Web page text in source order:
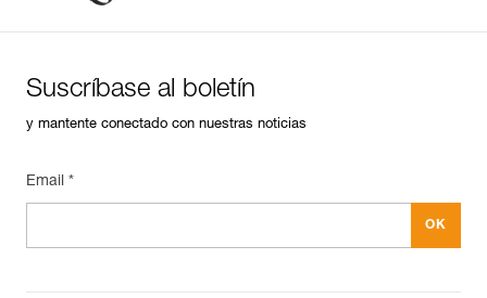
Suscríbase al boletín
y mantente conectado con nuestras noticias
Email *